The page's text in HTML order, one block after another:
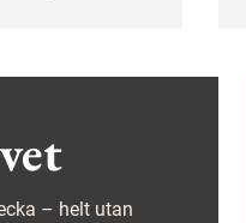
hos
– helt utan